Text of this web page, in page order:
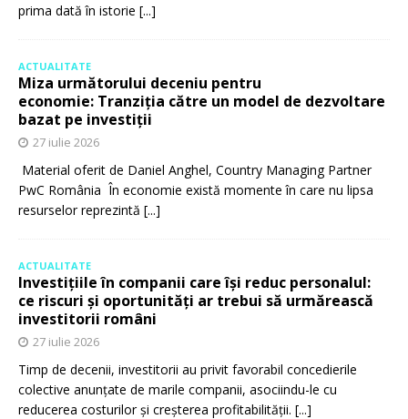
prima dată în istorie [...]
ACTUALITATE
Miza următorului deceniu pentru
economie: Tranziția către un model de dezvoltare
bazat pe investiții
27 iulie 2026
Material oferit de Daniel Anghel, Country Managing Partner
PwC România În economie există momente în care nu lipsa
resurselor reprezintă [...]
ACTUALITATE
Investițiile în companii care își reduc personalul:
ce riscuri și oportunități ar trebui să urmărească
investitorii români
27 iulie 2026
Timp de decenii, investitorii au privit favorabil concedierile
colective anunțate de marile companii, asociindu-le cu
reducerea costurilor și creșterea profitabilității. [...]